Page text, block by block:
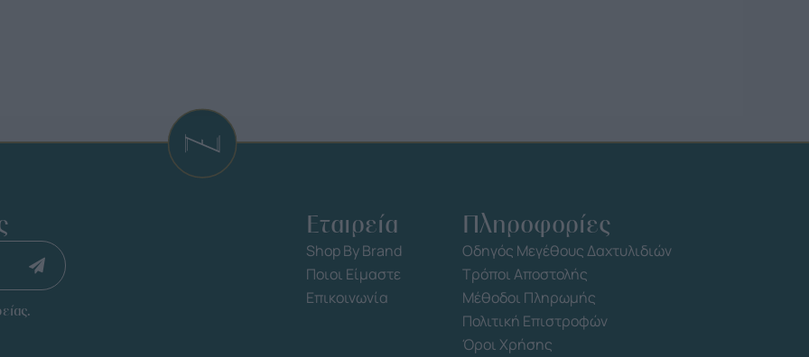
Εταιρεία
Shop By Brand
Ποιοι Είμαστε
Επικοινωνία
Πληροφορίες
Οδηγός Μεγέθους Δαχτυλιδιών
Τρόποι Αποστολής
Μέθοδοι Πληρωμής
Πολιτική Επιστροφών
Όροι Χρήσης